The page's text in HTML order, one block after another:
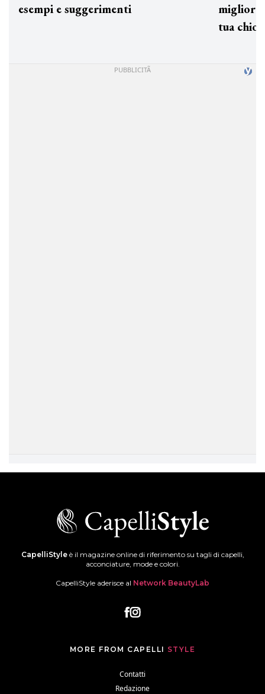
esempi e suggerimenti
tua
CapelliStyleè il magazine online di riferimento su tagli di capelli,
acconciature, mode e colori.
CapelliStyle aderisce al Network BeautyLab
MORE FROM CAPELLI STYLE
Contatti
Redazione